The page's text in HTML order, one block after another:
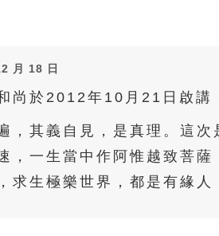
月 18 日
尚於2012年10月21日啟講
，其義自見，是真理。這
，一生當中作阿惟越致菩
求生極樂世界，都是有緣